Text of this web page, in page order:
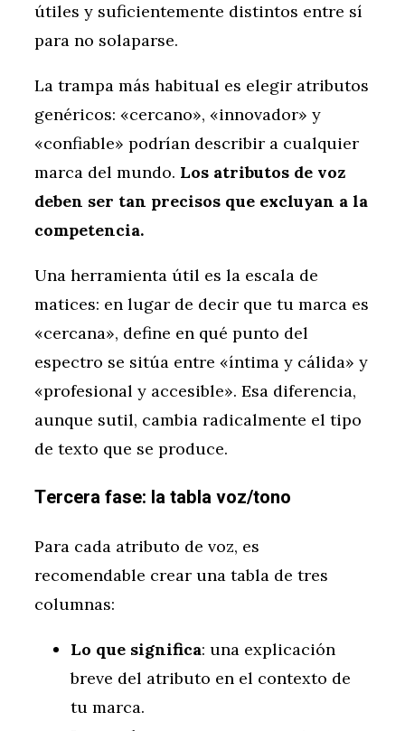
útiles y suficientemente distintos entre sí
para no solaparse.
La trampa más habitual es elegir atributos
genéricos: «cercano», «innovador» y
«confiable» podrían describir a cualquier
marca del mundo. Los atributos de voz
deben ser tan precisos que excluyan a la
competencia.
Una herramienta útil es la escala de
matices: en lugar de decir que tu marca es
«cercana», define en qué punto del
espectro se sitúa entre «íntima y cálida» y
«profesional y accesible». Esa diferencia,
aunque sutil, cambia radicalmente el tipo
de texto que se produce.
Tercera fase: la tabla voz/tono
Para cada atributo de voz, es
recomendable crear una tabla de tres
columnas:
Lo que significa: una explicación
breve del atributo en el contexto de
tu marca.